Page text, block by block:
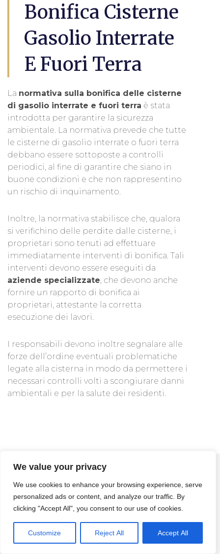
We value your privacy
We use cookies to enhance your browsing experience, serve
personalized ads or content, and analyze our traffic. By
clicking "Accept All", you consent to our use of cookies.
Customize Reject All Accept All
Bonifica Cisterne
Gasolio Interrate
E Fuori Terra
La normativa sulla bonifica delle cisterne
di gasolio interrate e fuori terra è stata
introdotta per garantire la sicurezza
ambientale. La normativa prevede che tutte
le cisterne di gasolio interrate o fuori terra
debbano essere sottoposte a controlli
periodici, al fine di garantire che siano in
buone condizioni e che non rappresentino
un rischio di inquinamento.
Inoltre, la normativa stabilisce che, qualora
si verifichino delle perdite dalle cisterne, i
proprietari sono tenuti ad effettuare
immediatamente interventi di bonifica. Tali
interventi devono essere eseguiti da
aziende specializzate, che devono anche
fornire un rapporto di bonifica ai
proprietari, attestante la corretta
esecuzione dei lavori.
I responsabili devono inoltre segnalare alle
forze dell’ordine eventuali problematiche
legate alla cisterna in modo da permettere i
necessari controlli volti a scongiurare danni
ambientali e per la salute dei residenti.
Fasi Per La
Bonifica Delle
Cisterne